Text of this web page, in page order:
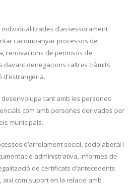
d’assessorament
i acompanyar processos de
renovacions de permisos de
davant denegacions i altres tràmits
tant amb les persones
com amb persones derivades per
municipals.
d’arrelament social, sociolaboral i
administrativa, informes de
de certificats d’antecedents
així com suport en la relació amb